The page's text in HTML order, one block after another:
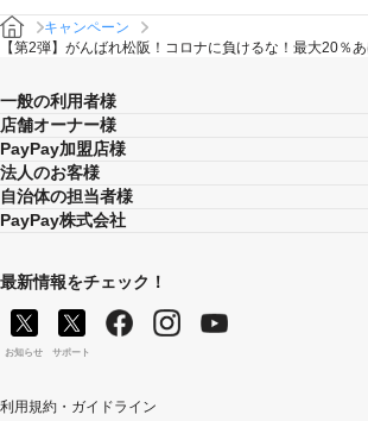
キャンペーン
【第2弾】がんばれ松阪！コロナに負けるな！最大20％
一般の利用者様
店舗オーナー様
PayPay加盟店様
法人のお客様
自治体の担当者様
PayPay株式会社
最新情報をチェック！
お知らせ サポート
利用規約・ガイドライン